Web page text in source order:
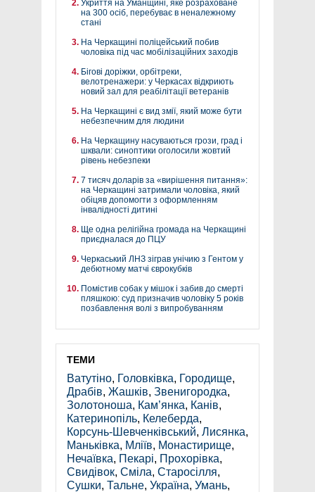
Укриття на Уманщині, яке розраховане
на 300 осіб, перебуває в неналежному
стані
На Черкащині поліцейський побив
чоловіка під час мобілізаційних заходів
Бігові доріжки, орбітреки,
велотренажери: у Черкасах відкриють
новий зал для реабілітації ветеранів
На Черкащині є вид змії, який може бути
небезпечним для людини
На Черкащину насуваються грози, град і
шквали: синоптики оголосили жовтий
рівень небезпеки
7 тисяч доларів за «вирішення питання»:
на Черкащині затримали чоловіка, який
обіцяв допомогти з оформленням
інвалідності дитині
Ще одна релігійна громада на Черкащині
приєдналася до ПЦУ
Черкаський ЛНЗ зіграв унічию з Гентом у
дебютному матчі єврокубків
Помістив собак у мішок і забив до смерті
пляшкою: суд призначив чоловіку 5 років
позбавлення волі з випробуванням
ТЕМИ
Ватутіно, Головківка, Городище,
Драбів, Жашків, Звенигородка,
Золотоноша, Кам’янка, Канів,
Катеринопіль, Келеберда,
Корсунь-Шевченківський, Лисянка,
Маньківка, Мліїв, Монастирище,
Нечаївка, Пекарі, Прохорівка,
Свидівок, Сміла, Старосілля,
Сушки, Тальне, Україна, Умань,